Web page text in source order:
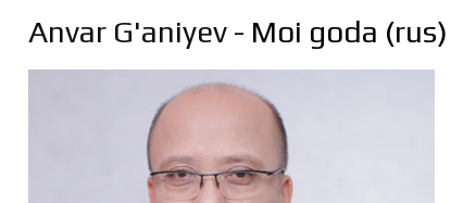
Anvar G'aniyev- Moi goda (rus)